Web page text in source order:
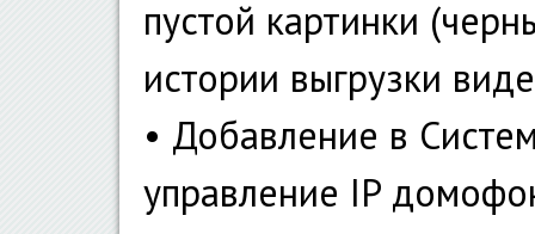
пустой картинки
истории выгрузки
• Добавление в
управление IP